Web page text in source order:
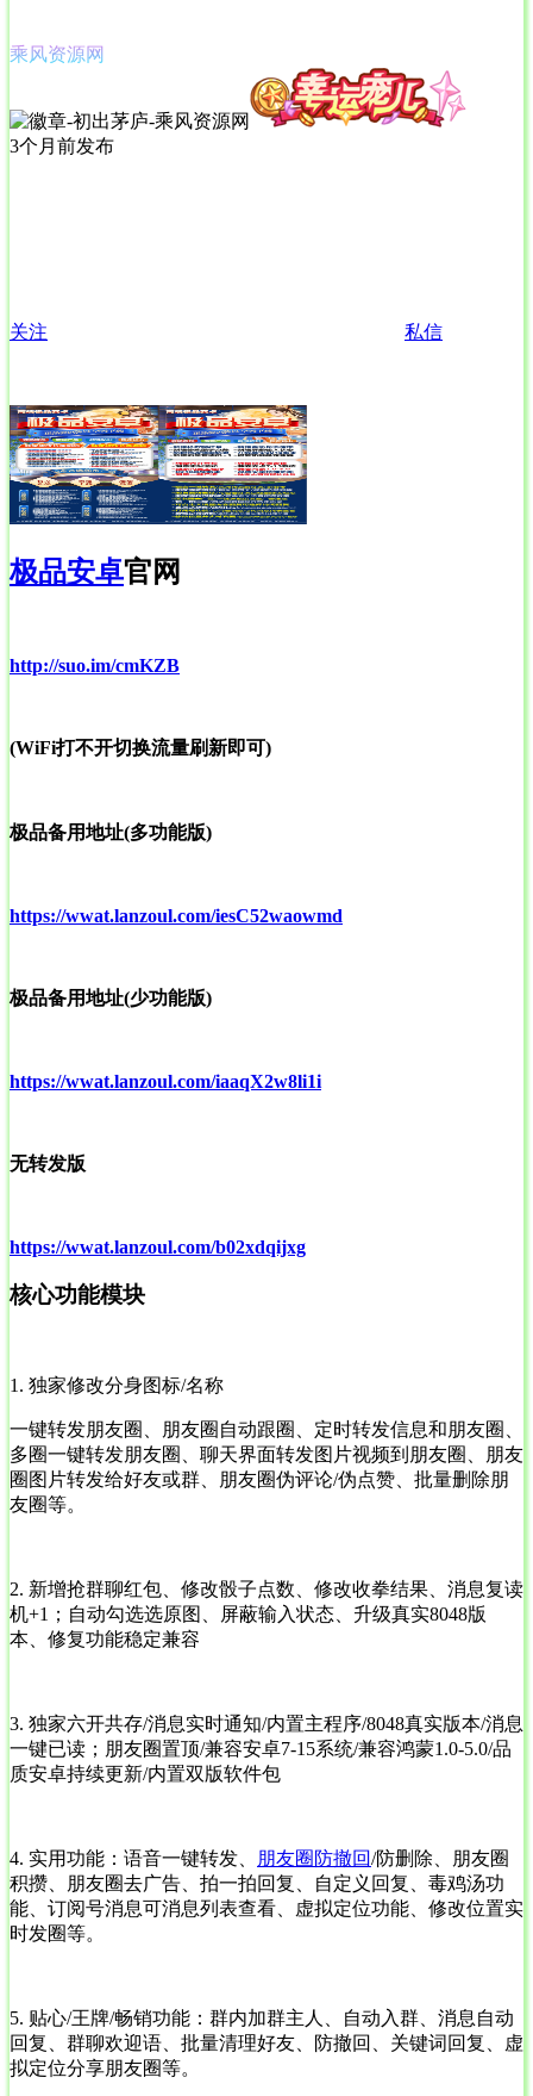
乘风资源网
3个月前发布
关注 私信
极品安卓官网
http://suo.im/cmKZB
(WiFi打不开切换流量刷新即可)
极品备用地址(多功能版)
https://wwat.lanzoul.com/iesC52waowmd
极品备用地址(少功能版)
https://wwat.lanzoul.com/iaaqX2w8li1i
无转发版
https://wwat.lanzoul.com/b02xdqijxg
核心功能模块
1. 独家修改分身图标/名称
一键转发朋友圈、朋友圈自动跟圈、定时转发信息和朋友圈、
多圈一键转发朋友圈、聊天界面转发图片视频到朋友圈、朋友
圈图片转发给好友或群、朋友圈伪评论/伪点赞、批量删除朋
友圈等。
2. 新增抢群聊红包、修改骰子点数、修改收拳结果、消息复读
机+1；自动勾选选原图、屏蔽输入状态、升级真实8048版
本、修复功能稳定兼容
3. 独家六开共存/消息实时通知/内置主程序/8048真实版本/消息
一键已读；朋友圈置顶/兼容安卓7-15系统/兼容鸿蒙1.0-5.0/品
质安卓持续更新/内置双版软件包
4. 实用功能：语音一键转发、 朋友圈防撤回/防删除、朋友圈
积攒、朋友圈去广告、拍一拍回复、自定义回复、毒鸡汤功
能、订阅号消息可消息列表查看、虚拟定位功能、修改位置实
时发圈等。
5. 贴心/王牌/畅销功能：群内加群主人、自动入群、消息自动
回复、群聊欢迎语、批量清理好友、防撤回、关键词回复、虚
拟定位分享朋友圈等。